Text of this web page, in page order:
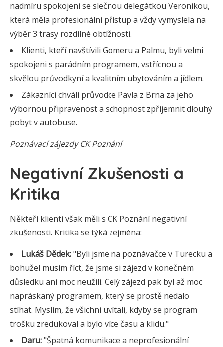
nadmíru spokojeni se slečnou delegátkou Veronikou,
která měla profesionální přístup a vždy vymyslela na
výběr 3 trasy rozdílné obtížnosti.
Klienti, kteří navštívili Gomeru a Palmu, byli velmi
spokojeni s parádním programem, vstřícnou a
skvělou průvodkyní a kvalitním ubytováním a jídlem.
Zákazníci chválí průvodce Pavla z Brna za jeho
výbornou připravenost a schopnost zpříjemnit dlouhý
pobyt v autobuse.
Poznávací zájezdy CK Poznání
Negativní Zkušenosti a
Kritika
Někteří klienti však měli s CK Poznání negativní
zkušenosti. Kritika se týká zejména:
Lukáš Dědek:"Byli jsme na poznávačce v Turecku a
bohužel musím říct, že jsme si zájezd v konečném
důsledku ani moc neužili. Celý zájezd pak byl až moc
napráskaný programem, který se prostě nedalo
stíhat. Myslím, že všichni uvítali, kdyby se program
trošku zredukoval a bylo více času a klidu."
Daru:"Špatná komunikace a neprofesionální